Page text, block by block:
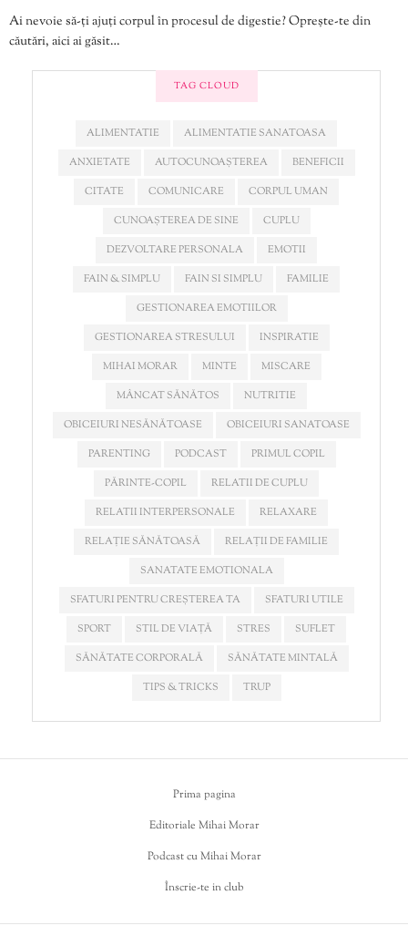
Ai nevoie să-ți ajuți corpul în procesul de digestie? Oprește-te din
căutări, aici ai găsit…
TAG CLOUD
ALIMENTATIE
ALIMENTATIE SANATOASA
ANXIETATE
AUTOCUNOAȘTEREA
BENEFICII
CITATE
COMUNICARE
CORPUL UMAN
CUNOAȘTEREA DE SINE
CUPLU
DEZVOLTARE PERSONALA
EMOTII
FAIN & SIMPLU
FAIN SI SIMPLU
FAMILIE
GESTIONAREA EMOTIILOR
GESTIONAREA STRESULUI
INSPIRATIE
MIHAI MORAR
MINTE
MISCARE
MÂNCAT SĂNĂTOS
NUTRITIE
OBICEIURI NESĂNĂTOASE
OBICEIURI SANATOASE
PARENTING
PODCAST
PRIMUL COPIL
PĂRINTE-COPIL
RELATII DE CUPLU
RELATII INTERPERSONALE
RELAXARE
RELAȚIE SĂNĂTOASĂ
RELAȚII DE FAMILIE
SANATATE EMOTIONALA
SFATURI PENTRU CREȘTEREA TA
SFATURI UTILE
SPORT
STIL DE VIAȚĂ STRES
SUFLET
SĂNĂTATE CORPORALĂ
SĂNĂTATE MINTALĂ
TIPS & TRICKS
TRUP
Prima pagina
Editoriale Mihai Morar
Podcast cu Mihai Morar
Înscrie-te in club